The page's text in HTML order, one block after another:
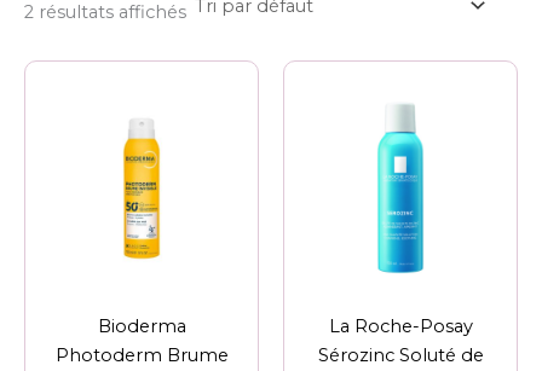
2 résultats affichés
Bioderma
Photoderm Brume
La Roche-Posay
Sérozinc Soluté de